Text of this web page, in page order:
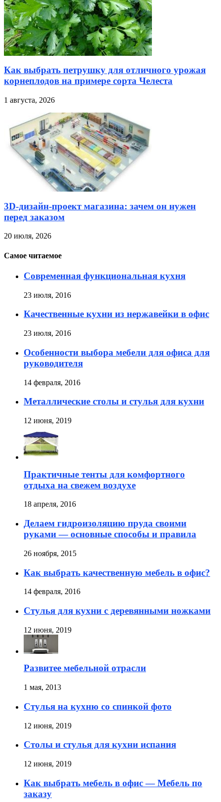
Как выбрать петрушку для отличного урожая
корнеплодов на примере сорта Челеста
1 августа, 2026
3D-дизайн-проект магазина: зачем он нужен
перед заказом
20 июля, 2026
Самое читаемое
Современная функциональная кухня
23 июля, 2016
Качественные кухни из нержавейки в офис
23 июля, 2016
Особенности выбора мебели для офиса для
руководителя
14 февраля, 2016
Металлические столы и стулья для кухни
12 июня, 2019
Практичные тенты для комфортного
отдыха на свежем воздухе
18 апреля, 2016
Делаем гидроизоляцию пруда своими
руками — основные способы и правила
26 ноября, 2015
Как выбрать качественную мебель в офис?
14 февраля, 2016
Стулья для кухни с деревянными ножками
12 июня, 2019
Развитее мебельной отрасли
1 мая, 2013
Стулья на кухню со спинкой фото
12 июня, 2019
Столы и стулья для кухни испания
12 июня, 2019
Как выбрать мебель в офис — Мебель по
заказу